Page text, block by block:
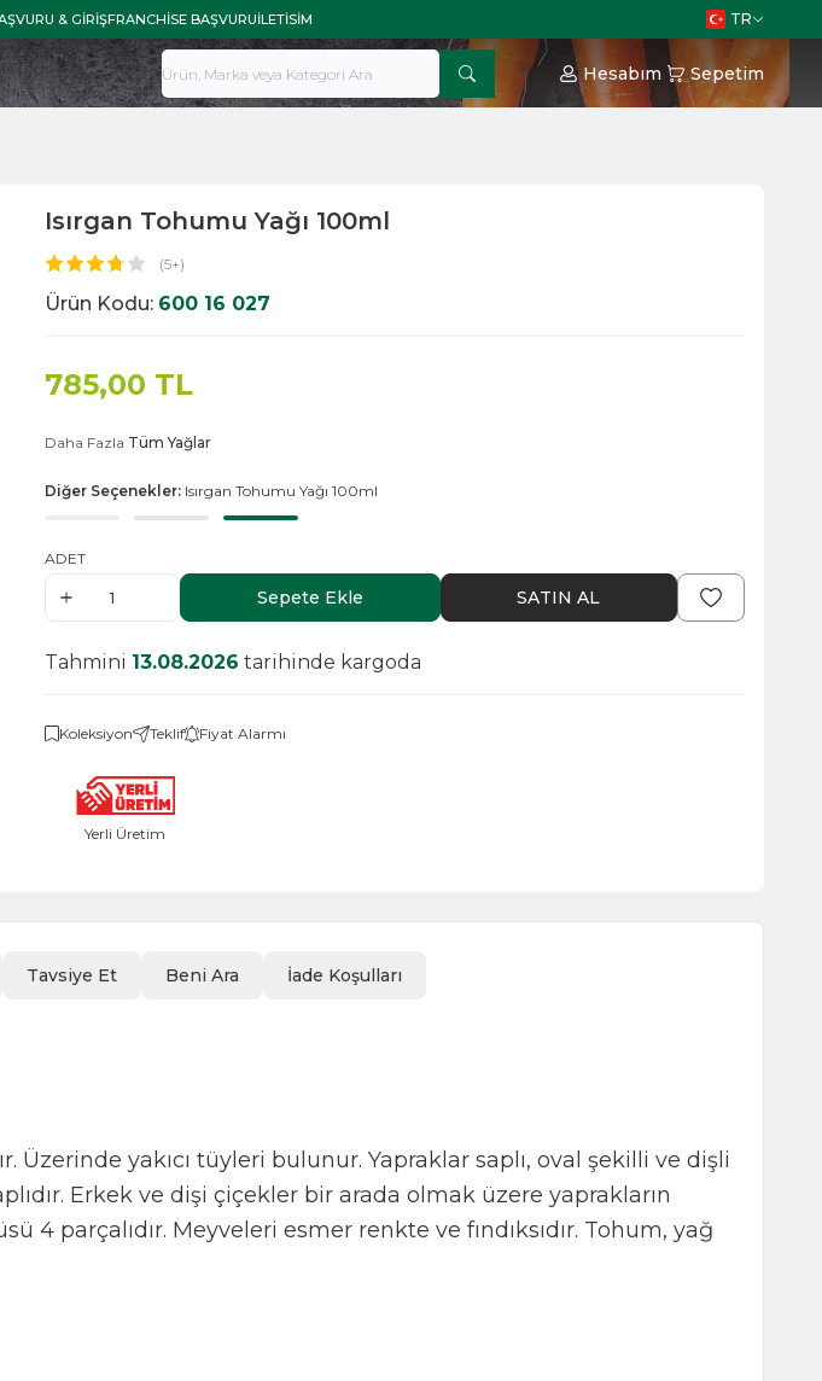
& GIRIŞFRANCHISE BAŞVURUİLETISIM TR
Hesabım Sepetim
Isırgan Tohumu Yağı 100ml
(5+)
Ürün Kodu: 600 16 027
785,00 TL
Daha Fazla Tüm Yağlar
Diğer Seçenekler: Isırgan Tohumu Yağı 100ml
ADET
Sepete Ekle SATIN AL
Tahmini 13.08.2026 tarihinde kargoda
Koleksiyon Teklif Fiyat Alarmı
Yerli Üretim
Tavsiye Et Beni Ara İade Koşulları
yakıcı tüyleri bulunur. Yapraklar saplı, oval şekilli ve dişli
Erkek ve dişi çiçekler bir arada olmak üzere yaprakların
parçalıdır. Meyveleri esmer renkte ve fındıksıdır. Tohum, yağ